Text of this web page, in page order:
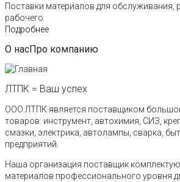
Поставки материалов для обслуживания,
рабочего
Подробнее
О насПро компанию
ЛТПК = Ваш успех
ООО ЛТПК является поставщиком
товаров: инструмент, автохимия, СИЗ,
смазки, электрика, автолампы, сварка,
предприятий.
Наша организация поставщик
материалов профессионального уровня